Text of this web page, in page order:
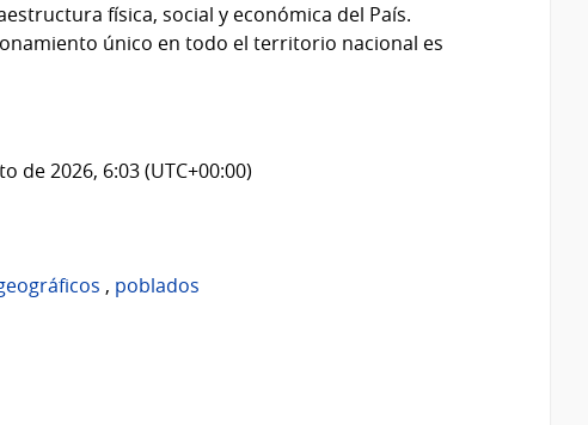
física, social y económica del País.
único en todo el territorio nacional es
de 2026, 6:03 (UTC+00:00)
, poblados